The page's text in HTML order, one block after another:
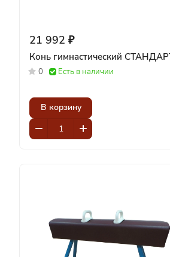
21 992 ₽
Конь гимнастический
0 Есть в наличии
В корзину